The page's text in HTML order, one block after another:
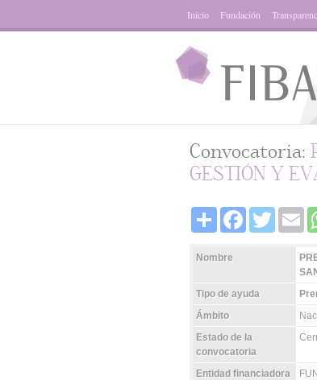
Inicio Fundación
Convocatoria:
GESTIÓN Y
Share FacebookTwitter
Nombre
Tipo de ayuda
Ámbito
Estado de la
convocatoria
Entidad financiadora